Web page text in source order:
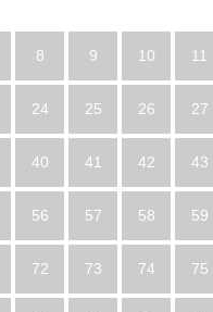
8 9 10 11
24 25 26 27
40 41 42 43
56 57 58 59
72 73 74 75